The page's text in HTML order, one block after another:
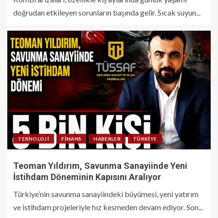
doğrudan etkileyen sorunların başında gelir. Sıcak suyun...
TEKNOLOJI FINANS HABERLER TÜRKIYE
Teoman Yıldırım, Savunma Sanayiinde Yeni
İstihdam Döneminin Kapısını Aralıyor
Türkiye’nin savunma sanayiindeki büyümesi, yeni yatırım
ve istihdam projeleriyle hız kesmeden devam ediyor. Son...